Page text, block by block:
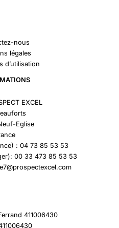
nous
légales
d’utilisation
EXCEL
Eglise
: 04 73 85 53 53
00 33 473 85 53 53
411006430